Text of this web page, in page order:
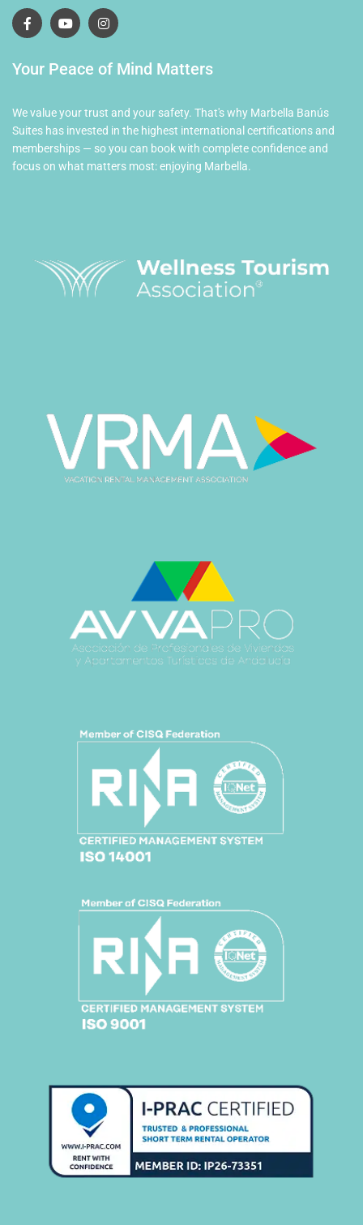
Your Peace of Mind Matters
We value your trust and your safety. That's why Marbella Banús
Suites has invested in the highest international certifications and
memberships — so you can book with complete confidence and
focus on what matters most: enjoying Marbella.